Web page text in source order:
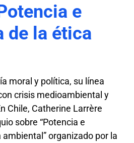
e
de la ética
moral y política, su línea
crisis medioambiental y
Chile, Catherine Larrère
sobre “Potencia e
organizado por la